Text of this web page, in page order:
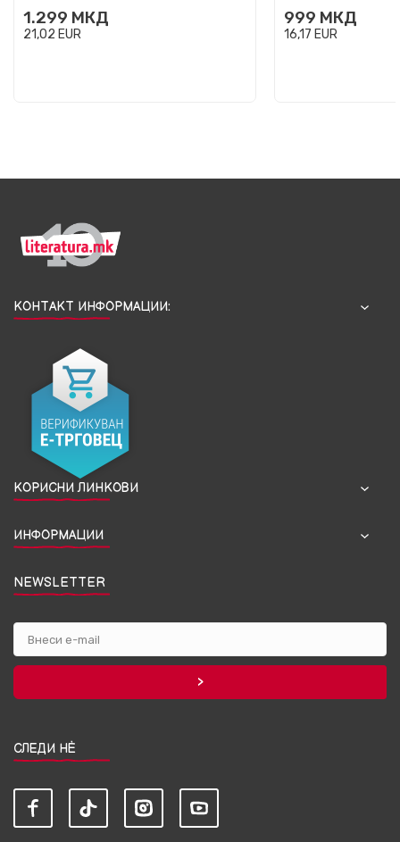
1.299 МКД
21,02 EUR
999 МКД
16,17 EUR
КОНТАКТ ИНФОРМАЦИИ:
КОРИСНИ ЛИНКОВИ
ИНФОРМАЦИИ
NEWSLETTER
СЛЕДИ НЀ